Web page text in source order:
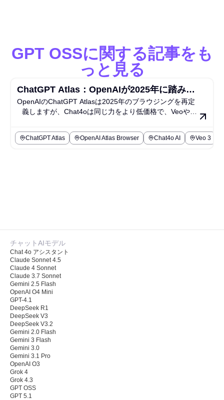
GPT OSSに関する記事をも
っと見る
ChatGPT Atlas：OpenAIが2025年に踏み出
すAIブラウザ時代への大胆な一歩
OpenAIのChatGPT Atlasは2025年のブラウジングを再定
義しますが、Chat4oは同じ力をより低価格で、Veoや
提供します。
ChatGPT Atlas OpenAI Atlas Browser Chat4o AI Veo 3
チャットAIモデル
Chat 4o アシスタント
Claude Sonnet 4.5
Claude 4 Sonnet
Claude 3.7 Sonnet
Gemini 2.5 Flash
OpenAI O4 Mini
GPT-4.1
DeepSeek R1
DeepSeek V3
DeepSeek V3.2
Gemini 2.0 Flash
Gemini 3 Flash
Gemini 3.0
Gemini 3.1 Pro
OpenAI O3
Grok 4
Grok 4.3
GPT OSS
GPT 5.1